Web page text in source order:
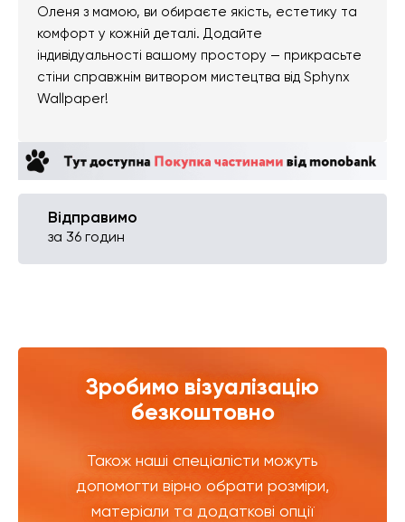
Оленя з мамою, ви обираєте якість, естетику та
комфорт у кожній деталі. Додайте
індивідуальності вашому простору — прикрасьте
стіни справжнім витвором мистецтва від Sphynx
Wallpaper!
Відправимо
за 36 годин
Зробимо візуалізацію
безкоштовно
Також наші спеціалісти можуть
допомогти вірно обрати розміри,
матеріали та додаткові опції